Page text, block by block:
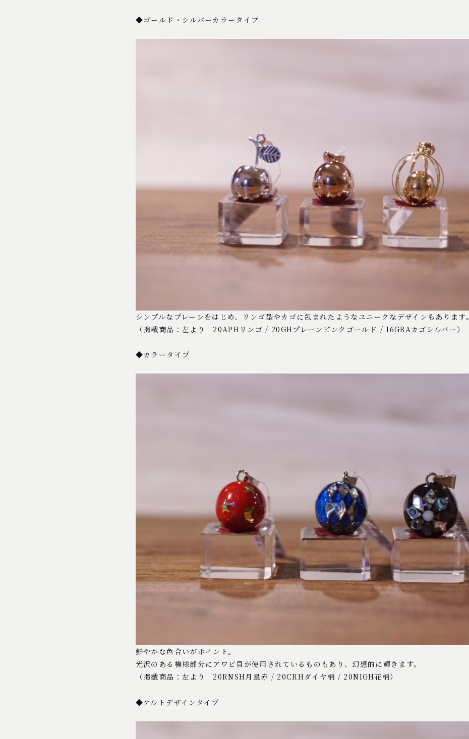
◆ゴールド・シルバーカラータイプ
シンプルなプレーンをはじめ、リンゴ型やカゴに包まれたようなユニークなデザインもあります。
（掲載商品：左より 20APHリンゴ / 20GHプレーンピンクゴールド / 16GBAカゴシルバー）
◆カラータイプ
鮮やかな色合いがポイント。
光沢のある模様部分にアワビ貝が使用されているものもあり、幻想的に輝きます。
（掲載商品：左より 20RNSH月星赤 / 20CRHダイヤ柄 / 20NIGH花柄）
◆ケルトデザインタイプ